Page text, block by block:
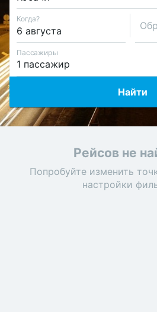
Когда?
Пассажиры
Найти
Рейсов не
Попробуйте изменить
настройки